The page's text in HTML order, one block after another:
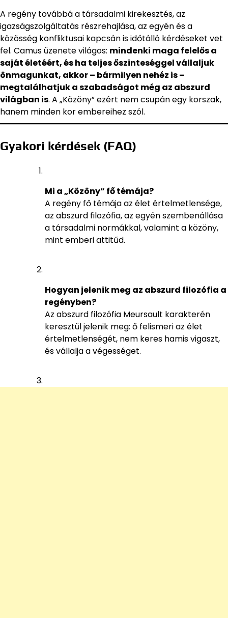
A regény továbbá a társadalmi kirekesztés, az
igazságszolgáltatás részrehajlása, az egyén és a
közösség konfliktusai kapcsán is időtálló kérdéseket vet
fel. Camus üzenete világos: mindenki maga felelős a
saját életéért, és ha teljes őszinteséggel vállaljuk
önmagunkat, akkor – bármilyen nehéz is –
megtalálhatjuk a szabadságot még az abszurd
világban is. A „Közöny” ezért nem csupán egy korszak,
hanem minden kor embereihez szól.
Gyakori kérdések (FAQ)
Mi a „Közöny” fő témája?
A regény fő témája az élet értelmetlensége,
az abszurd filozófia, az egyén szembenállása
a társadalmi normákkal, valamint a közöny,
mint emberi attitűd.
Hogyan jelenik meg az abszurd filozófia a
regényben?
Az abszurd filozófia Meursault karakterén
keresztül jelenik meg: ő felismeri az élet
értelmetlenségét, nem keres hamis vigaszt,
és vállalja a végességet.